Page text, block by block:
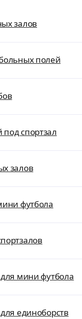
залов
полей
спортзал
залов
футбола
мини футбола
единоборств